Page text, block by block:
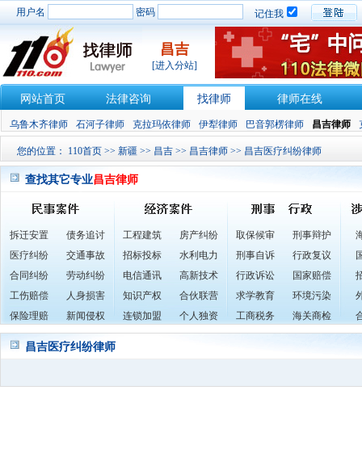
用户名 密码 记住我
昌吉
[进入分站]
网站首页 法律咨询 找律师 律师在线
乌鲁木齐律师 石河子律师 克拉玛依律师 伊犁律师 巴音郭楞律师 昌吉律师
您的位置： 110首页 >> 新疆 >> 昌吉 >> 昌吉律师 >> 昌吉医疗纠纷律师
查找其它专业昌吉律师
拆迁安置
债务追讨
医疗纠纷
交通事故
合同纠纷
劳动纠纷
工伤赔偿
人身损害
保险理赔
新闻侵权
工程建筑
房产纠纷
招标投标
水利电力
电信通讯
高新技术
知识产权
合伙联营
连锁加盟
个人独资
取保候审
刑事辩护
刑事自诉
行政复议
行政诉讼
国家赔偿
求学教育
环境污染
工商税务
海关商检
昌吉医疗纠纷律师